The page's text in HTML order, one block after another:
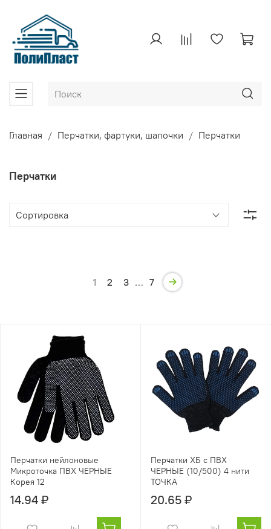
Главная Перчатки, фартуки, шапочки Перчатки
Перчатки
1 2 3 … 7
Перчатки нейлоновые
Микроточка ПВХ ЧЕРНЫЕ
Корея 12
14.94 ₽
Перчатки ХБ с ПВХ
ЧЕРНЫЕ (10/500) 4 нити
ТОЧКА
20.65 ₽